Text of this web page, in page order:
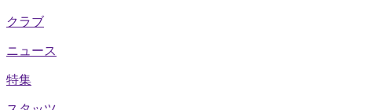
クラブ
ニュース
特集